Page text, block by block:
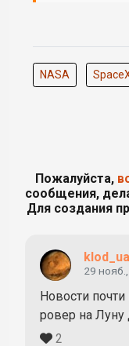
NASA
Пожалуйста,
сообщения,
Для создания
klod_ua
29
Новости
ровер на Луну
2